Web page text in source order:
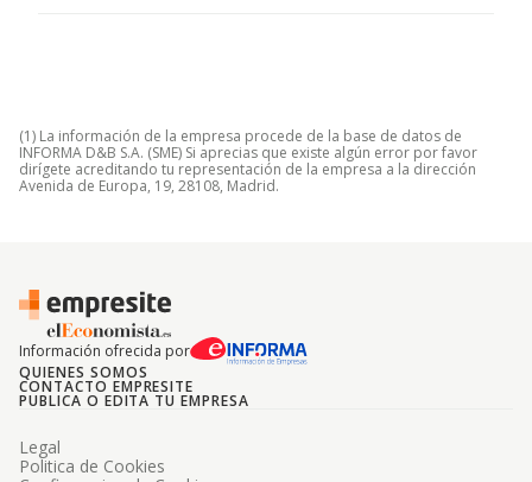
(1) La información de la empresa procede de la base de datos de
INFORMA D&B S.A. (SME) Si aprecias que existe algún error por favor
dirígete acreditando tu representación de la empresa a la dirección
Avenida de Europa, 19, 28108, Madrid.
Información ofrecida por
QUIENES SOMOS
CONTACTO EMPRESITE
PUBLICA O EDITA TU EMPRESA
Legal
Politica de Cookies